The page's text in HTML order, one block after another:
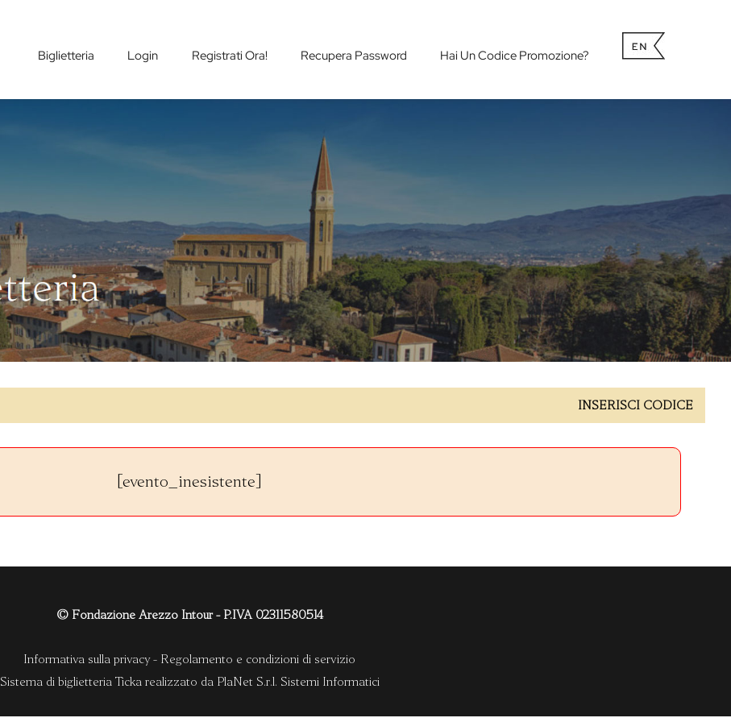
Biglietteria Login Registrati Ora! Recupera Password Hai Un Codice Promozione?
INSERISCI CODICE
[evento_inesistente]
© Fondazione Arezzo Intour - P.IVA 02311580514
Informativa sulla privacy- Regolamento e condizioni di servizio
Sistema di biglietteria Tickarealizzato da PlaNet S.r.l. Sistemi Informatici